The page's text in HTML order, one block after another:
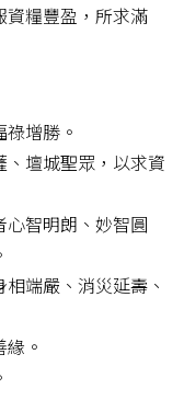
資糧豐盈，所求滿
增勝。
、壇城聖眾，以求資
心智明朗、妙智圓
端嚴、消災延壽、
。